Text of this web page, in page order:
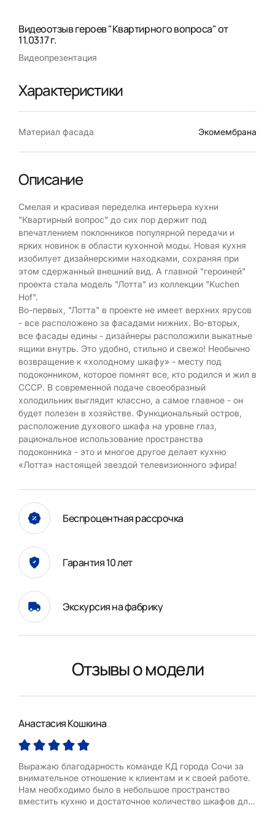
Видеоотзыв героев "Квартирного вопроса" от
11.03.17 г.
Видеопрезентация
Характеристики
Материал фасада Экомембрана
Описание
Смелая и красивая переделка интерьера кухни
"Квартирный вопрос" до сих пор держит под
впечатлением поклонников популярной передачи и
ярких новинок в области кухонной моды. Новая кухня
изобилует дизайнерскими находками, сохраняя при
этом сдержанный внешний вид. А главной "героиней"
проекта стала модель "Лотта" из коллекции "Kuchen
Hof".
Во-первых, "Лотта" в проекте не имеет верхних ярусов
- все расположено за фасадами нижних. Во-вторых,
все фасады едины - дизайнеры расположили выкатные
ящики внутрь. Это удобно, стильно и свежо! Необычно
возвращение к «холодному шкафу» - месту под
подоконником, которое помнят все, кто родился и жил в
СССР. В современной подаче своеобразный
холодильник выглядит классно, а самое главное - он
будет полезен в хозяйстве. Функциональный остров,
расположение духового шкафа на уровне глаз,
рациональное использование пространства
подоконника - это и многое другое делает кухню
«Лотта» настоящей звездой телевизионного эфира!
Беспроцентная рассрочка
Гарантия 10 лет
Экскурсия на фабрику
Отзывы о модели
Анастасия Кошкина
Выражаю благодарность команде КД города Сочи за
внимательное отношение к клиентам и к своей работе.
Нам необходимо было в небольшое пространство
вместить кухню и достаточное количество шкафов для